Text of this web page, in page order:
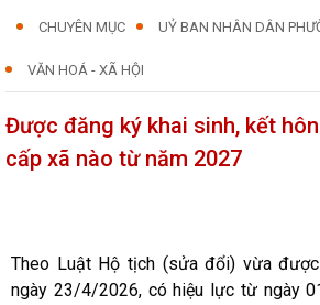
CHUYÊN MỤC UỶ BAN NHÂN DÂN
VĂN HOÁ - XÃ HỘI
Được đăng ký khai sinh, kết
cấp xã nào từ năm 2027
Theo Luật Hộ tịch (sửa đổi) vừa
ngày 23/4/2026, có hiệu lực từ ngày